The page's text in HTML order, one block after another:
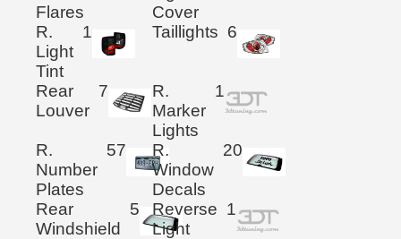
Flares
Cover
R.
Light
Tint
1 Taillights 6
Rear
Louver
7
R.
Marker
Lights
1
R.
Number
Plates
57
R.
Window
Decals
20
Rear
Windshield
5
Reverse
Light
1